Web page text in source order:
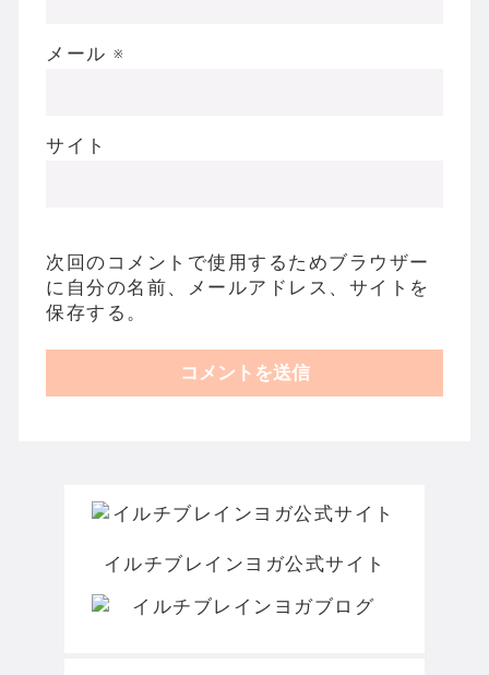
イルチブレインヨガ公式サイト
メール ※
サイト
次回のコメントで使用するためブラウザー
に自分の名前、メールアドレス、サイトを
保存する。